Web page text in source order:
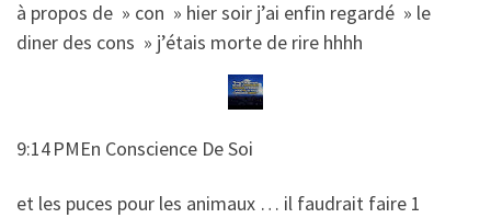
​​à propos de » con » hier soir j’ai enfin regardé » le
diner des cons » j’étais morte de rire hhhh
9:14 PMEn Conscience De Soi
​​et les puces pour les animaux … il faudrait faire 1